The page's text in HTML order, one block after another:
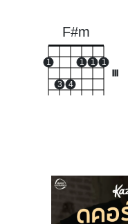
F#m
1
3 4
1 1 1